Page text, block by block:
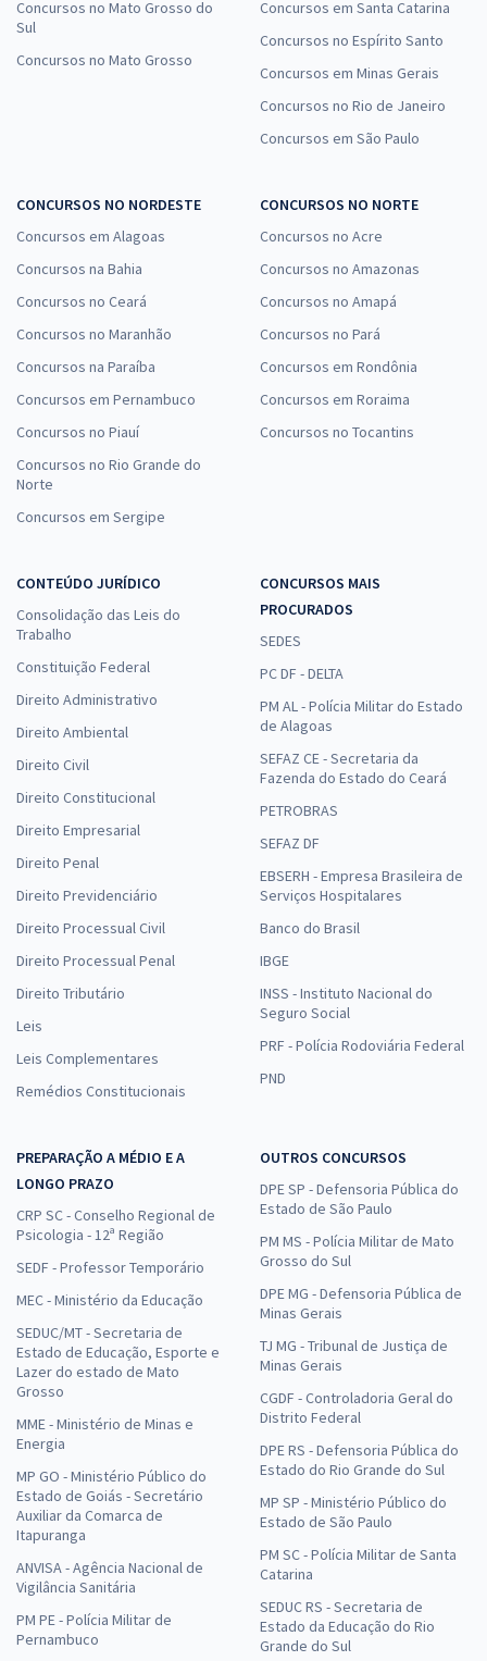
Concursos no Mato Grosso do
Sul
Concursos no Mato Grosso
Concursos em Santa Catarina
Concursos no Espírito Santo
Concursos em Minas Gerais
Concursos no Rio de Janeiro
Concursos em São Paulo
CONCURSOS NO NORDESTE
Concursos em Alagoas
Concursos na Bahia
Concursos no Ceará
Concursos no Maranhão
Concursos na Paraíba
Concursos em Pernambuco
Concursos no Piauí
Concursos no Rio Grande do
Norte
Concursos em Sergipe
CONCURSOS NO NORTE
Concursos no Acre
Concursos no Amazonas
Concursos no Amapá
Concursos no Pará
Concursos em Rondônia
Concursos em Roraima
Concursos no Tocantins
CONTEÚDO JURÍDICO
Consolidação das Leis do
Trabalho
Constituição Federal
Direito Administrativo
Direito Ambiental
Direito Civil
Direito Constitucional
Direito Empresarial
Direito Penal
Direito Previdenciário
Direito Processual Civil
Direito Processual Penal
Direito Tributário
Leis
Leis Complementares
Remédios Constitucionais
CONCURSOS MAIS
PROCURADOS
SEDES
PC DF - DELTA
PM AL - Polícia Militar do Estado
de Alagoas
SEFAZ CE - Secretaria da
Fazenda do Estado do Ceará
PETROBRAS
SEFAZ DF
EBSERH - Empresa Brasileira de
Serviços Hospitalares
Banco do Brasil
IBGE
INSS - Instituto Nacional do
Seguro Social
PRF - Polícia Rodoviária Federal
PND
PREPARAÇÃO A MÉDIO E A
LONGO PRAZO
CRP SC - Conselho Regional de
Psicologia - 12ª Região
SEDF - Professor Temporário
MEC - Ministério da Educação
SEDUC/MT - Secretaria de
Estado de Educação, Esporte e
Lazer do estado de Mato
Grosso
MME - Ministério de Minas e
Energia
MP GO - Ministério Público do
Estado de Goiás - Secretário
Auxiliar da Comarca de
Itapuranga
ANVISA - Agência Nacional de
Vigilância Sanitária
PM PE - Polícia Militar de
Pernambuco
OUTROS CONCURSOS
DPE SP - Defensoria Pública do
Estado de São Paulo
PM MS - Polícia Militar de Mato
Grosso do Sul
DPE MG - Defensoria Pública de
Minas Gerais
TJ MG - Tribunal de Justiça de
Minas Gerais
CGDF - Controladoria Geral do
Distrito Federal
DPE RS - Defensoria Pública do
Estado do Rio Grande do Sul
MP SP - Ministério Público do
Estado de São Paulo
PM SC - Polícia Militar de Santa
Catarina
SEDUC RS - Secretaria de
Estado da Educação do Rio
Grande do Sul